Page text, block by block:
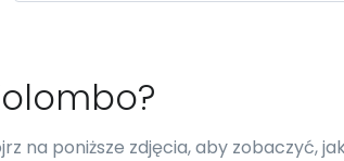
na poniższe zdjęcia, aby zobaczyć,